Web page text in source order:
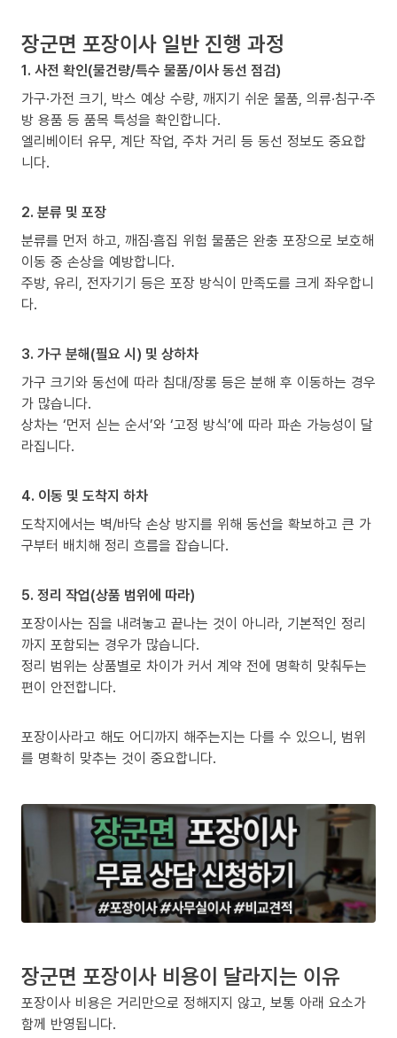
장군면 포장이사 일반 진행 과정
1. 사전 확인(물건량/특수 물품/이사 동선 점검)
가구·가전 크기, 박스 예상 수량, 깨지기 쉬운 물품, 의류·침구·주
방 용품 등 품목 특성을 확인합니다.
엘리베이터 유무, 계단 작업, 주차 거리 등 동선 정보도 중요합
니다.
2. 분류 및 포장
분류를 먼저 하고, 깨짐·흠집 위험 물품은 완충 포장으로 보호해
이동 중 손상을 예방합니다.
주방, 유리, 전자기기 등은 포장 방식이 만족도를 크게 좌우합니
다.
3. 가구 분해(필요 시) 및 상하차
가구 크기와 동선에 따라 침대/장롱 등은 분해 후 이동하는 경우
가 많습니다.
상차는 ‘먼저 싣는 순서’와 ‘고정 방식’에 따라 파손 가능성이 달
라집니다.
4. 이동 및 도착지 하차
도착지에서는 벽/바닥 손상 방지를 위해 동선을 확보하고 큰 가
구부터 배치해 정리 흐름을 잡습니다.
5. 정리 작업(상품 범위에 따라)
포장이사는 짐을 내려놓고 끝나는 것이 아니라, 기본적인 정리
까지 포함되는 경우가 많습니다.
정리 범위는 상품별로 차이가 커서 계약 전에 명확히 맞춰두는
편이 안전합니다.
포장이사라고 해도 어디까지 해주는지는 다를 수 있으니, 범위
를 명확히 맞추는 것이 중요합니다.
장군면 포장이사 비용이 달라지는 이유
포장이사 비용은 거리만으로 정해지지 않고, 보통 아래 요소가
함께 반영됩니다.